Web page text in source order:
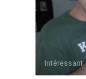
Intéressant